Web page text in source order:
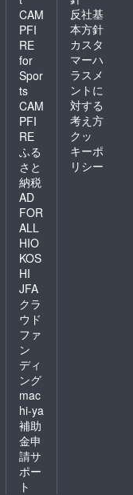
CAM
PFI
RE
for
Spor
ts
CAM
PFI
RE
ふる
さと
納税
AD
FOR
ALL
HIO
KOS
HI
JFA
クラ
ウド
ファ
ン
ディ
ング
mac
hi-ya
補助
金申
請サ
ポー
ト
反社基
本方針
カスタ
マーハ
ラスメ
ントに
対する
考え方
クッ
キーポ
リシー